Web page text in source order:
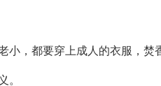
，都要穿上成人的衣服，焚